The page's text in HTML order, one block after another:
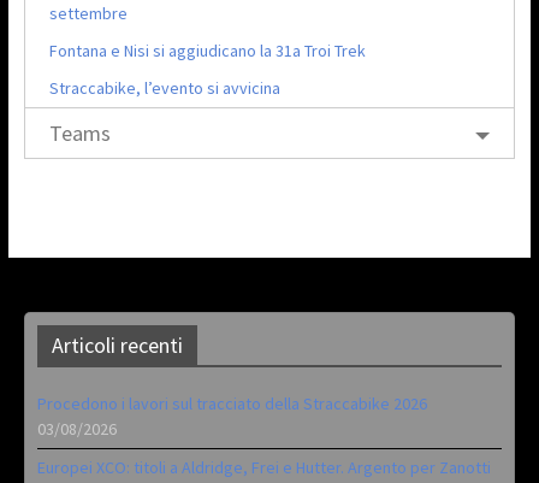
settembre
Fontana e Nisi si aggiudicano la 31a Troi Trek
Straccabike, l’evento si avvicina
Teams
Articoli recenti
Procedono i lavori sul tracciato della Straccabike 2026
03/08/2026
Europei XCO: titoli a Aldridge, Frei e Hutter. Argento per Zanotti